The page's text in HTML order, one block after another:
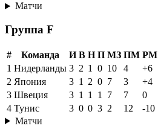
Матчи
Группа F
# Команда И В Н П МЗ ПМ РМ
1 Нидерланды 3 2 1 0 10 4 +6
2 Япония 3 1 2 0 7 3 +4
3 Швеция 3 1 1 1 7 7 0
4 Тунис 3 0 0 3 2 12 -10
Матчи